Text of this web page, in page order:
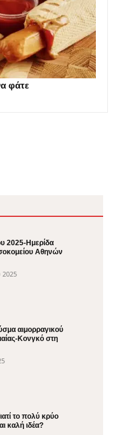
φάτε
2025-Ημερίδα
Αθηνών
2025
αιμορραγικού
Κονγκό στη
το πολύ κρύο
καλή ιδέα?